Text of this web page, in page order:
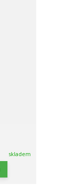
skladem